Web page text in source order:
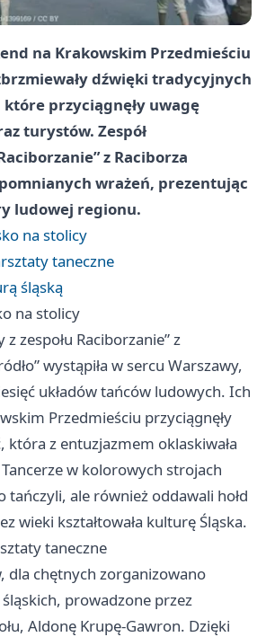
na Krakowskim Przedmieściu
dźwięki tradycyjnych
przyciągnęły uwagę
turystów. Zespół
z Raciborza
wrażeń, prezentując
ludowej regionu.
na stolicy
taneczne
śląską
na stolicy
zespołu Raciborzanie” z
wystąpiła w sercu Warszawy,
układów tańców ludowych. Ich
Przedmieściu przyciągnęły
która z entuzjazmem oklaskiwała
w kolorowych strojach
tańczyli, ale również oddawali hołd
wieki kształtowała kulturę Śląska.
taneczne
dla chętnych zorganizowano
prowadzone przez
Aldonę Krupę-Gawron. Dzięki